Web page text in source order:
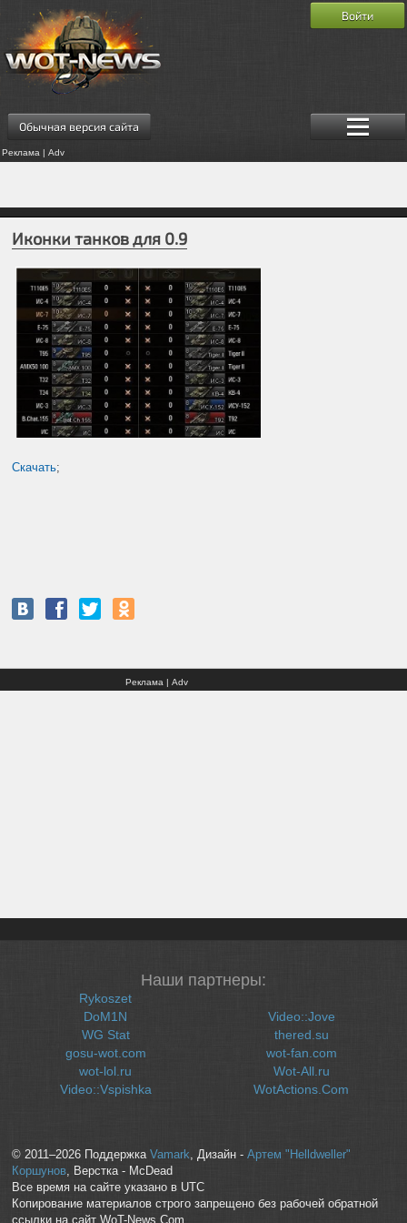
Обычная версия сайта
Реклама | Adv
Войти
Иконки танков для 0.9
Скачать;
Реклама | Adv
Наши партнеры:
Rykoszet
DoM1N
WG Stat
gosu-wot.com
wot-lol.ru
Video::Vspishka
Video::Jove
thered.su
wot-fan.com
Wot-All.ru
WotActions.Com
© 2011–2026 Поддержка Vamark , Дизайн - Артем "Helldweller"
Коршунов, Верстка - McDead
Все время на сайте указано в UTC
Копирование материалов строго запрещено без рабочей обратной
ссылки на сайт WoT-News.Com